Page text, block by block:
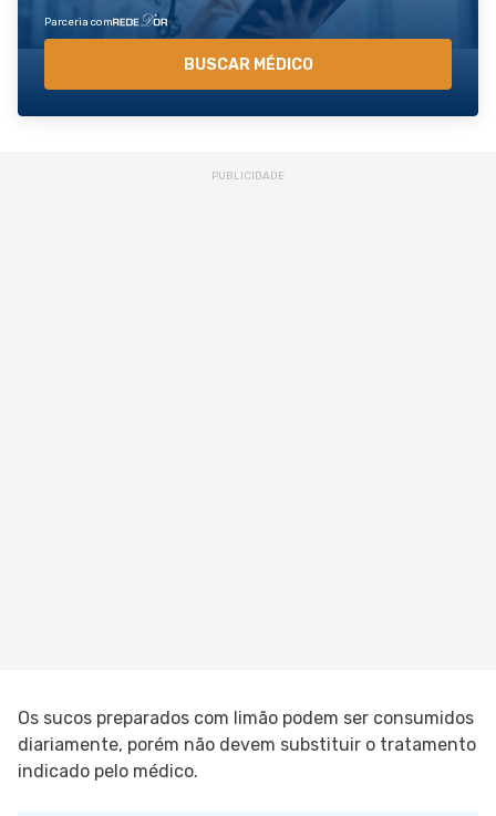
Parceria com
BUSCAR MÉDICO
Os sucos preparados com limão podem ser consumidos
diariamente, porém não devem substituir o tratamento
indicado pelo médico.